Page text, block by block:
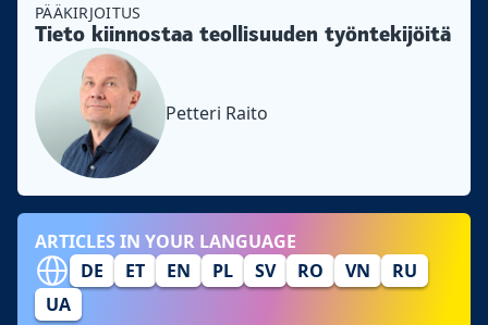
PÄÄKIRJOITUS
Tieto kiinnostaa teollisuuden työntekijöitä
Petteri Raito
ARTICLES IN YOUR LANGUAGE
DE
ET EN PL SV RO VN
RU
UA